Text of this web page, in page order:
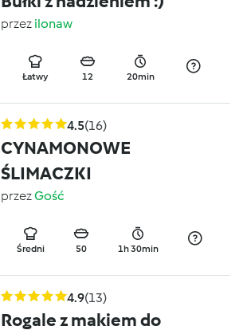
przez ilonaw
Łatwy 12 20min
4.5(16)
CYNAMONOWE
ŚLIMACZKI
przezGość
Średni 50 1h 30min
4.9(13)
Rogale z makiem do